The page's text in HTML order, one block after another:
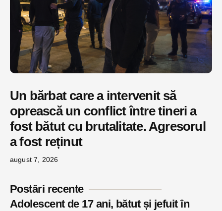
Un bărbat care a intervenit să
oprească un conflict între tineri a
fost bătut cu brutalitate. Agresorul
a fost reținut
august 7, 2026
Postări recente
Adolescent de 17 ani, bătut și jefuit în